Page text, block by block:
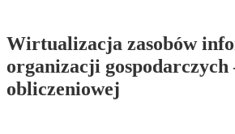
Wirtualizacja zasobów
organizacji
obliczeniowej